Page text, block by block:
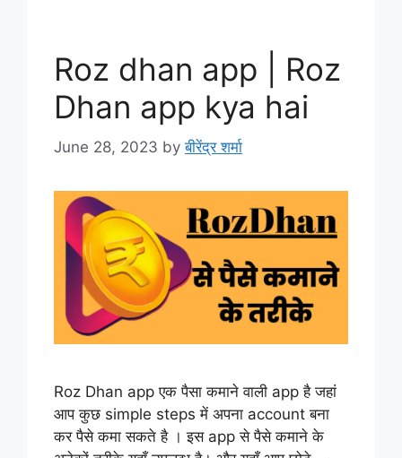
Roz dhan app | Roz
Dhan app kya hai
June 28, 2023 byबीरेंद्र शर्मा
Roz Dhan app एक पैसा कमाने वाली app है जहां
आप कुछ simple steps में अपना account बना
कर पैसे कमा सकते है । इस app से पैसे कमाने के